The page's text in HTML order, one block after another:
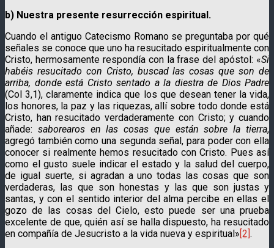
b) Nuestra presente resurrección espiritual.
Cuando el antiguo Catecismo Romano se preguntaba por qué
señales se conoce que uno ha resucitado espiritualmente con
Cristo, hermosamente respondía con la frase del apóstol: «Si
habéis resucitado con Cristo, buscad las cosas que son de
arriba, donde está Cristo sentado a la diestra de Dios Padre
(Col 3,1), claramente indica que los que desean tener la vida,
los honores, la paz y las riquezas, allí sobre todo donde está
Cristo, han resucitado verdaderamente con Cristo; y cuando
añade: saborearos en las cosas que están sobre la tierra,
agregó también como una segunda señal, para poder con ella
conocer si realmente hemos resucitado con Cristo. Pues así
como el gusto suele indicar el estado y la salud del cuerpo,
de igual suerte, si agradan a uno todas las cosas que son
verdaderas, las que son honestas y las que son justas y
santas, y con el sentido interior del alma percibe en ellas el
gozo de las cosas del Cielo, esto puede ser una prueba
excelente de que, quién así se halla dispuesto, ha resucitado
en compañía de Jesucristo a la vida nueva y espiritual»[2].